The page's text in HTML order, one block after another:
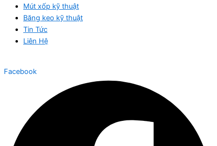
Mút xốp kỹ thuật
Băng keo kỹ thuật
Tin Tức
Liên Hệ
Facebook